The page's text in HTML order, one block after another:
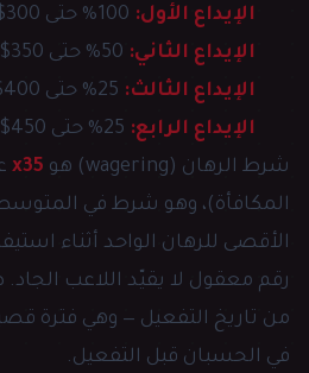
الإيداع الأول:
الإيداع الثاني:
الإيداع الثالث:
الإيداع الرابع:
شرط الرهان (wagering) هو
x35
المكافأة)، وهو شرط في
الأقصى للرهان الواحد أثناء
رقم معقول لا يقيّد اللاعب الجاد.
من تاريخ التفعيل — وهي فترة
في الحسبان قبل التفعيل.